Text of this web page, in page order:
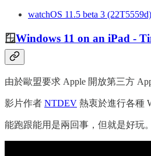
watchOS 11.5 beta 3 (22T5559d)
🪟Windows 11 on an iPad -
由於歐盟要求 Apple 開放第三方
影片作者 NTDEV 熱衷於進行各種
能跑跟能用是兩回事，但就是好玩。